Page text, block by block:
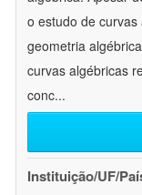
o estudo de
geometria
curvas algébricas
conc...
Instituição/UF/